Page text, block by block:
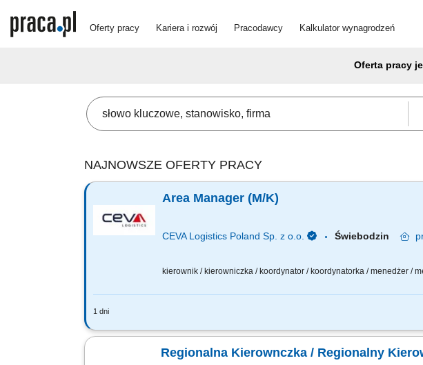
Oferty pracy Kariera i rozwój Pracodawcy Kalkulator wynagrodzeń
Oferta pracy
NAJNOWSZE OFERTY PRACY
Area Manager (M/K)
CEVA Logistics Poland Sp. z o.o. Świebodzin
kierownik / kierowniczka / koordynator / koordynatorka / menedżer /
1 dni
TWOJA ROLA Odpowiada za poprawne funkcjonowanie
Regionalna Kierownczka / Regionalny